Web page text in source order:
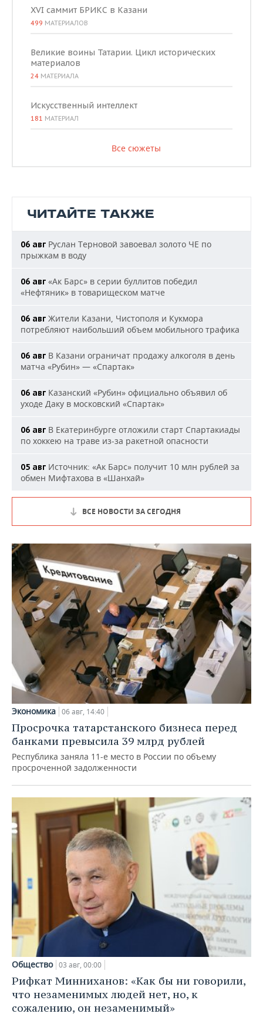
XVI саммит БРИКС в Казани
499 МАТЕРИАЛОВ
Великие воины Татарии. Цикл исторических
материалов
24 МАТЕРИАЛА
Искусственный интеллект
181 МАТЕРИАЛ
Все сюжеты
ЧИТАЙТЕ ТАКЖЕ
06 авг Руслан Терновой завоевал золото ЧЕ по
прыжкам в воду
06 авг «Ак Барс» в серии буллитов победил
«Нефтяник» в товарищеском матче
06 авг Жители Казани, Чистополя и Кукмора
потребляют наибольший объем мобильного трафика
06 авг В Казани ограничат продажу алкоголя в день
матча «Рубин» — «Спартак»
06 авг Казанский «Рубин» официально объявил об
уходе Даку в московский «Спартак»
06 авг В Екатеринбурге отложили старт Спартакиады
по хоккею на траве из-за ракетной опасности
05 авг Источник: «Ак Барс» получит 10 млн рублей за
обмен Мифтахова в «Шанхай»
ВСЕ НОВОСТИ ЗА СЕГОДНЯ
Экономика 06 авг, 14:40
Просрочка татарстанского бизнеса перед
банками превысила 39 млрд рублей
Республика заняла 11-е место в России по объему
просроченной задолженности
Общество 03 авг, 00:00
Рифкат Минниханов: «Как бы ни говорили,
что незаменимых людей нет, но, к
сожалению, он незаменимый»